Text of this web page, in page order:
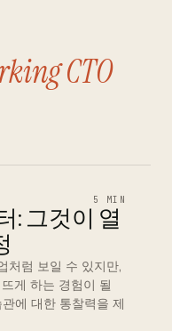
CTO
5 MIN
: 그것이 열
처럼 보일 수 있지만,
게 하는 경험이 될
에 대한 통찰력을 제